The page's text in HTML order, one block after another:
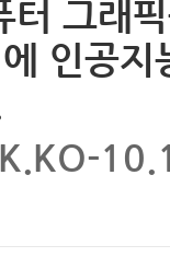
터 그래
인공